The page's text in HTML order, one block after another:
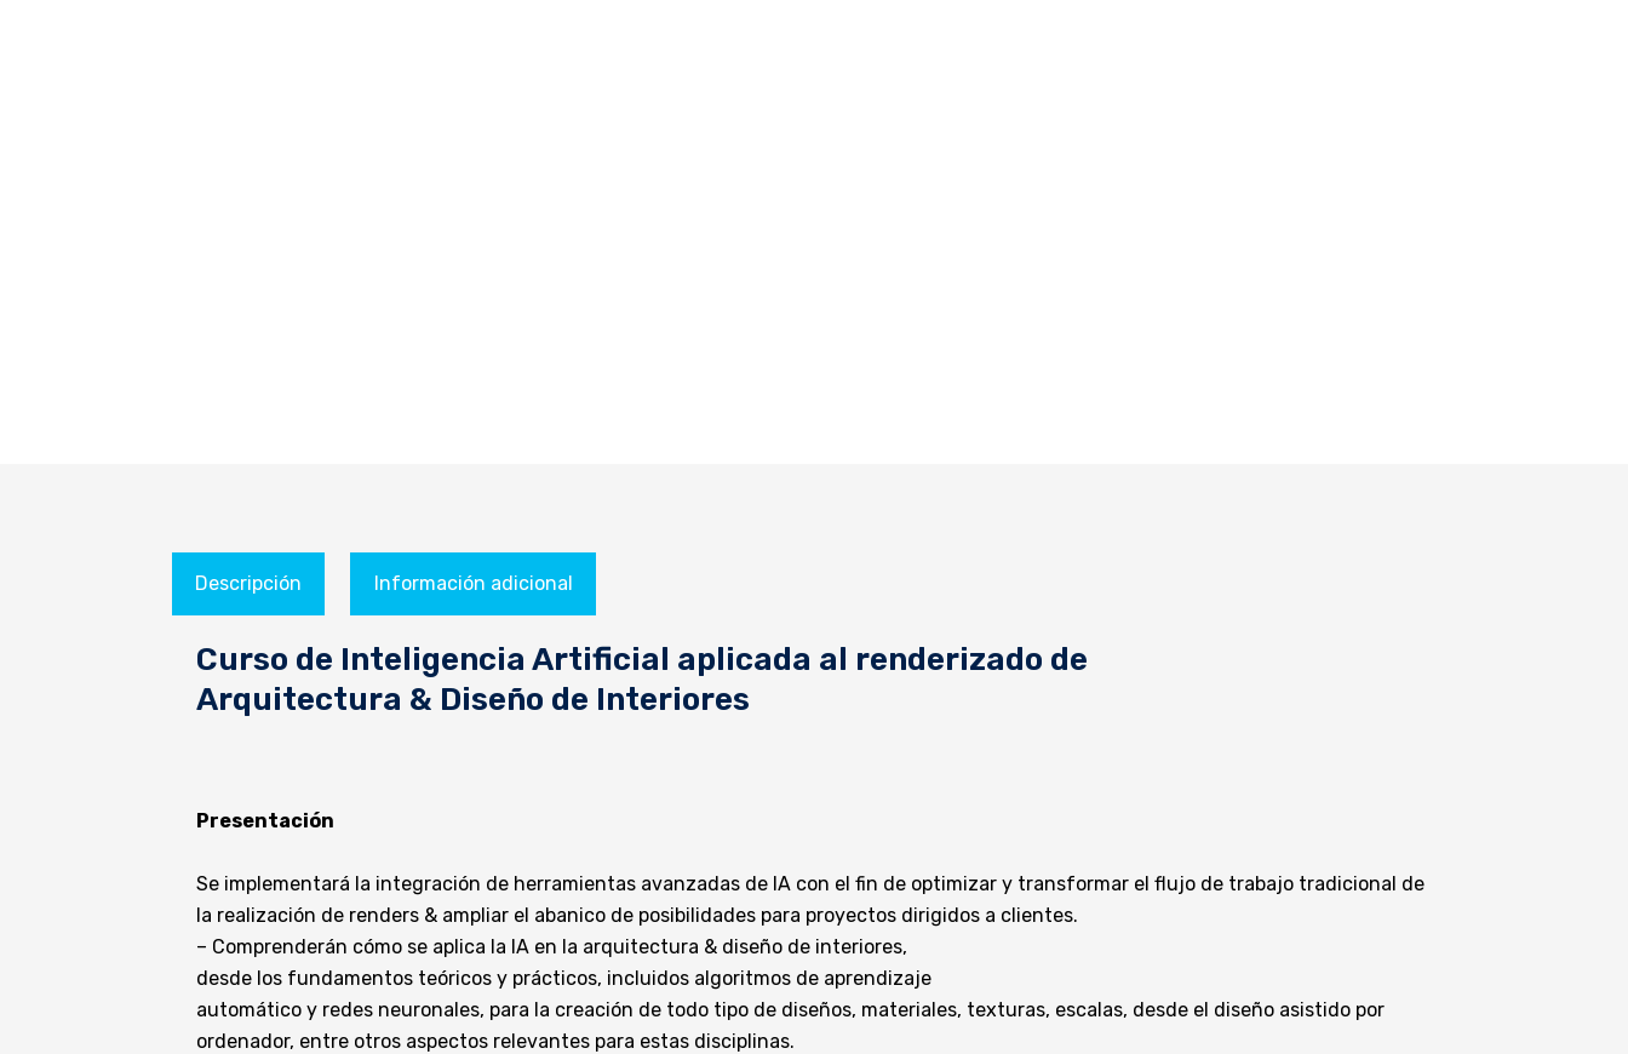
Descripción Información adicional
Curso de Inteligencia Artificial aplicada al renderizado de
Arquitectura & Diseño de Interiores
Presentación
Se implementará la integración de herramientas avanzadas de IA con el fin de optimizar y transformar el flujo de trabajo tradicional de
la realización de renders & ampliar el abanico de posibilidades para proyectos dirigidos a clientes.
– Comprenderán cómo se aplica la IA en la arquitectura & diseño de interiores,
desde los fundamentos teóricos y prácticos, incluidos algoritmos de aprendizaje
automático y redes neuronales, para la creación de todo tipo de diseños, materiales, texturas, escalas, desde el diseño asistido por
ordenador, entre otros aspectos relevantes para estas disciplinas.